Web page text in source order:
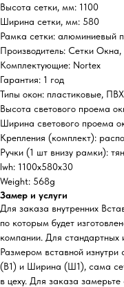
Высота сетки, мм: 1100
Ширина сетки, мм: 580
Рамка сетки: алюминиевый
Производитель: Сетки Окна,
Комплектующие: Nortex
Гарантия: 1 год
Типы окон: пластиковые,
Высота светового проема
Ширина светового проема
Крепления (комплект):
Ручки (1 шт внизу рамки):
lwh: 1100x580x30
Weight: 568g
Замер и услуги
Для заказа внутренних
по которым будет
компании. Для стандартных
Размером вставной изнутри
(В1) и Ширина (Ш1), сама
в цеху. Для заказа